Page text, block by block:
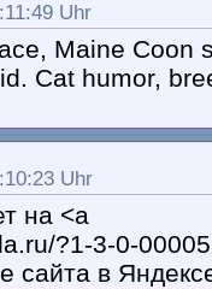
Uhr
Maine Coon
Cat humor,
Uhr
на <a
?1-3-0-
сайта в